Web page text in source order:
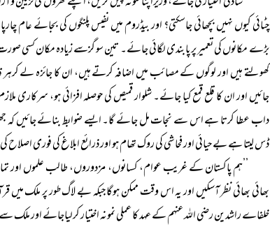
چٹائی کیوں نہیں بچھائی جاسکتی؟ اور بیڈروم میں نفیس پلنگوں کی بجائے عام
بڑے مکانوں کی تعمیر پر پابندی لگائی جائے۔ تین سو گزسے زیادہ مکان کسی
کھولتے ہیں اور لوگوں کے مصائب میں اضافہ کرتے ہیں، ان کا جائزہ لے
جائیں اور ان کا قلع قمع کیا جائے۔ شلوار قمیص کی حوصلہ افزائی ہو، سرکاری
داب عطا کرتا ہے اس سے نجات مل جائے گا۔ ایسے ضوابط بنائے جائیں کہ
ڈس لیتا ہے بے حیائی اور فحاشی کی روک تھام ہو اور ذرائع ابلاغ کی فوری
’’ہم پاکستان کے غریب عوام، کسانوں، مزدوروں، طالب علموں اور
بھائی بھائی نظر آسکیں اور یہ اس وقت ممکن ہوگا جبکہ بے لاگ طور پر ملک میں
خلفاے راشدین رضی اللہ عنہم کے عہد کا عملی نمونہ اختیار کرلیاجائے اور ملک